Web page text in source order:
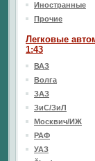
Иностранные
Прочие
Легковые
1:43
ВАЗ
Волга
ЗАЗ
ЗиС/ЗиЛ
Москвич/ИЖ
РАФ
УАЗ